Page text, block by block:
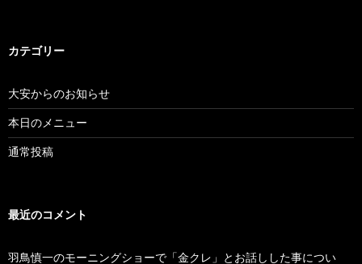
カテゴリー
大安からのお知らせ
本日のメニュー
通常投稿
最近のコメント
羽鳥慎一のモーニングショーで「金クレ」とお話しした事につい